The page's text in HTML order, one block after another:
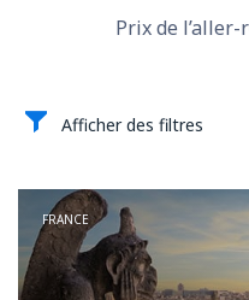
Prix de
Afficher des filtres
FRANCE